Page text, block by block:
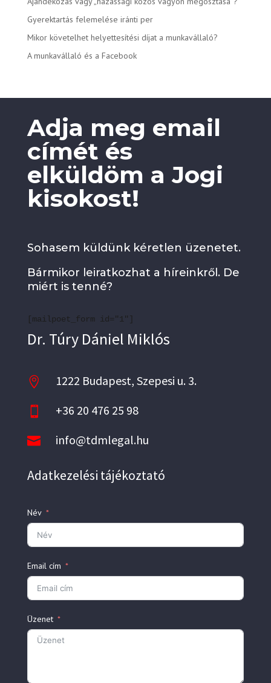
Gyerektartás felemelése iránti per
Mikor követelhet helyettesítési díjat a munkavállaló?
A munkavállaló és a Facebook
Adja meg email
címét és
elküldöm a Jogi
kisokost!
Sohasem küldünk kéretlen üzenetet.
Bármikor leiratkozhat a híreinkről. De
miért is tenné?
[mailpoet_form id="1"]
Dr. Túry Dániel Miklós
 1222 Budapest, Szepesi u. 3.
 +36 20 476 25 98
 info@tdmlegal.hu
Adatkezelési tájékoztató
Név
Email cím
Üzenet